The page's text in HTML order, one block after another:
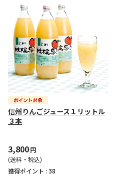
信州りんごジュース１リットル
３本
3,800円
(送料・税込)
獲得ポイント : 38